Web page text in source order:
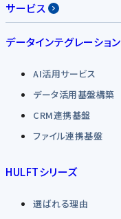
サービス
データインテグレーション
AI活用サービス
データ活用基盤構築
CRM連携基盤
ファイル連携基盤
HULFTシリーズ
選ばれる理由